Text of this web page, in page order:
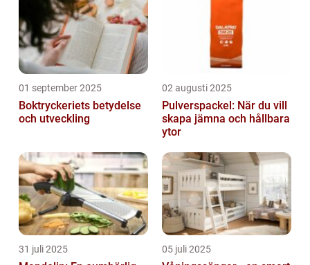
01 september 2025
Boktryckeriets betydelse
och utveckling
02 augusti 2025
Pulverspackel: När du vill
skapa jämna och hållbara
ytor
31 juli 2025 05 juli 2025